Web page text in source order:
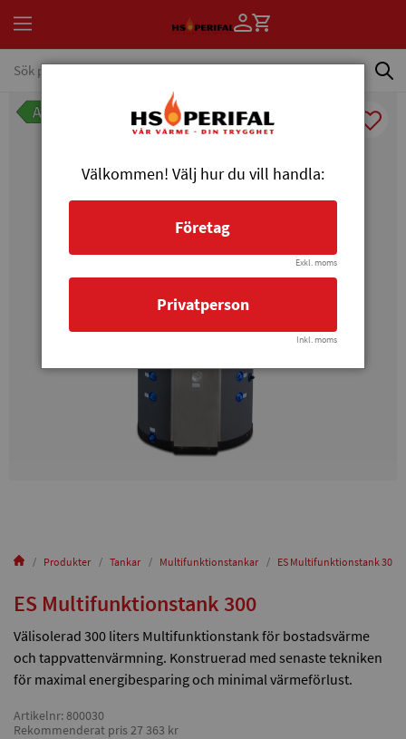
Produkter Tankar Multifunktionstankar ES Multifunktionstank 300
ES Multifunktionstank 300
Välisolerad 300 liters Multifunktionstank för bostadsvärme
och tappvattenvärmning. Konstruerad med senaste tekniken
för maximal energibesparing och minimal värmeförlust.
Artikelnr: 800030
Rekommenderat pris 27 363 kr
Välkommen! Välj hur du vill handla:
Företag
Exkl. moms
Privatperson
Inkl. moms